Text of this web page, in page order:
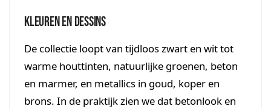
Kleuren en dessins
De collectie loopt van tijdloos zwart en wit tot
warme houttinten, natuurlijke groenen, beton
en marmer, en metallics in goud, koper en
brons. In de praktijk zien we dat betonlook en